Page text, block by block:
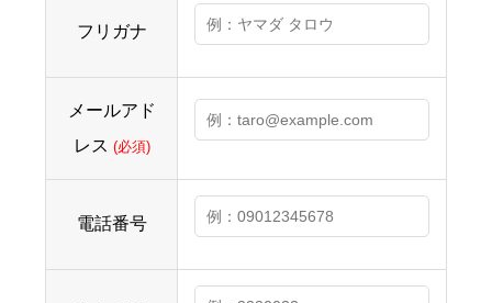
フリガナ
メールアド
レス (必須)
電話番号